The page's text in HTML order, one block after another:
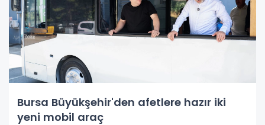
Bursa Büyükşehir'den afetlere hazır iki
yeni mobil araç